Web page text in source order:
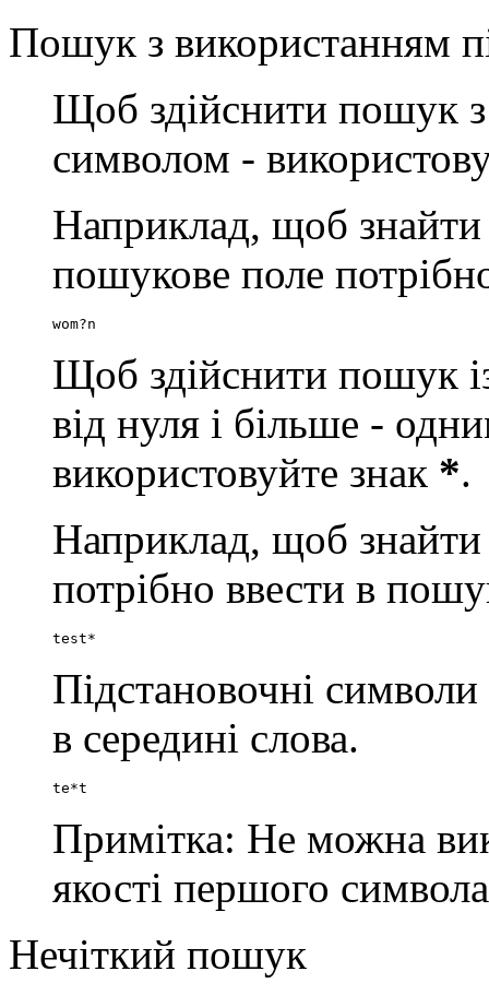
Пошук з використанням
Щоб здійснити пошук
символом -
Наприклад, щоб
пошукове поле
wom?n
Щоб здійснити пошук
від нуля і більше -
використовуйте знак *.
Наприклад, щоб знайти
потрібно ввести в
test*
Підстановочні
в середині слова.
te*t
Примітка: Не можна
якості першого
Нечіткий пошук